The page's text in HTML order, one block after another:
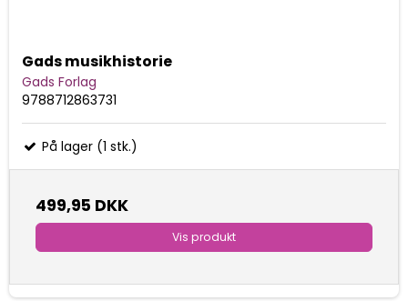
Gads musikhistorie
Gads Forlag
9788712863731
På lager (1 stk.)
499,95 DKK
Vis produkt